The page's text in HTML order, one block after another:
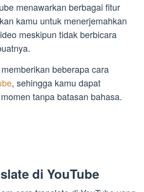
menawarkan berbagai fitur
kamu untuk menerjemahkan
meskipun tidak berbicara
beberapa cara
, sehingga kamu dapat
tanpa batasan bahasa.
di YouTube